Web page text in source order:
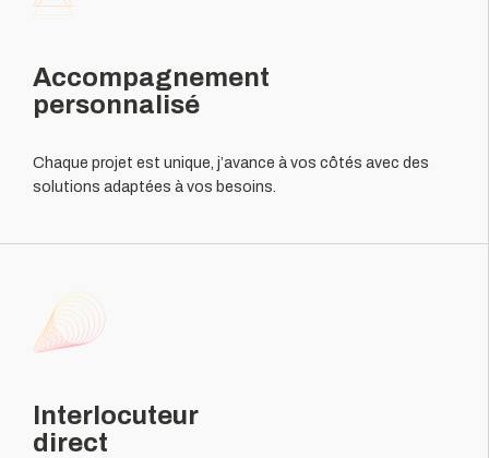
Accompagnement
personnalisé
Chaque projet est unique, j’avance à vos côtés avec des
solutions adaptées à vos besoins.
Interlocuteur
direct